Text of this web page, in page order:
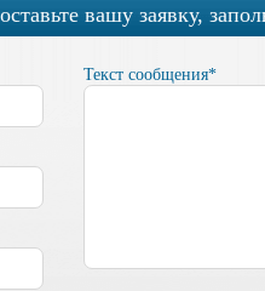
вашу заявку,
Текст сообщения*